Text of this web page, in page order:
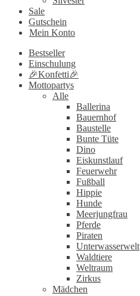
Sale
Gutschein
Mein Konto
Bestseller
Einschulung
🎉Konfetti🎉
Mottopartys
Alle
Ballerina
Bauernhof
Baustelle
Bunte Tüte
Dino
Eiskunstlauf
Feuerwehr
Fußball
Hippie
Hunde
Meerjungfrau
Pferde
Piraten
Unterwasserwelt
Waldtiere
Weltraum
Zirkus
Mädchen